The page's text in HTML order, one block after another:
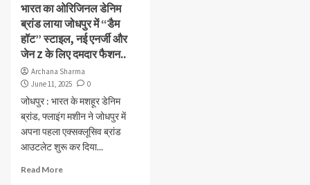
भारत का ओरिजिनल डेनिम
ब्रांड लाया जोधपुर में “डैम
हॉट” स्टाइल, नई एनर्जी और
जेन Z के लिए दमदार फैशन..
Archana Sharma
June 11, 2025
0
जोधपुर : भारत के मशहूर डेनिम
ब्रांड, फ्लाइंग मशीन ने जोधपुर में
अपना पहला एक्सक्लूसिव ब्रांड
आउटलेट शुरू कर दिया...
Read More